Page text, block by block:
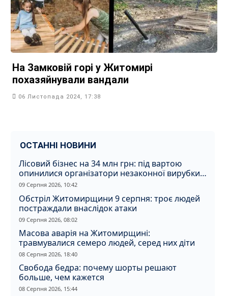
На Замковій горі у Житомирі
похазяйнували вандали
06 Листопада 2024, 17:38
ОСТАННІ НОВИНИ
Лісовий бізнес на 34 млн грн: під вартою
опинилися організатори незаконної вирубки
на Житомирщині
09 Серпня 2026, 10:42
Обстріл Житомирщини 9 серпня: троє людей
постраждали внаслідок атаки
09 Серпня 2026, 08:02
Масова аварія на Житомирщині:
травмувалися семеро людей, серед них діти
08 Серпня 2026, 18:40
Свобода бедра: почему шорты решают
больше, чем кажется
08 Серпня 2026, 15:44